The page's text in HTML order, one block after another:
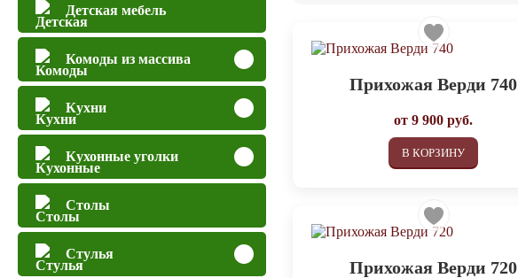
Детская мебель
Комоды из массива
Кухни
Кухонные уголки
Столы
Стулья
Прихожая Верди 740
от9 900 руб.
В КОРЗИНУ
Прихожая Верди 720